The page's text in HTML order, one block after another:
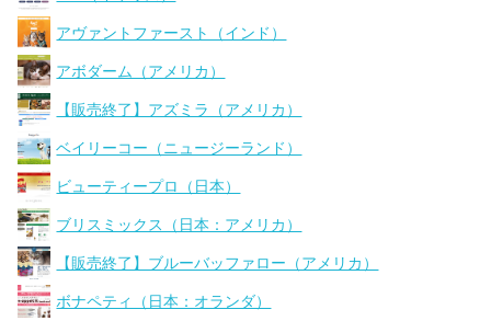
アヴァントファースト（インド）
アボダーム（アメリカ）
【販売終了】アズミラ（アメリカ）
ベイリーコー（ニュージーランド）
ビューティープロ（日本）
ブリスミックス（日本：アメリカ）
【販売終了】ブルーバッファロー（アメリカ）
ボナペティ（日本：オランダ）